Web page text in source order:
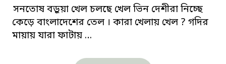
সনতোষ বড়ুয়া খেল চলছে খেল ভিন দেশীরা নিচ্ছে
কেড়ে বাংলাদেশের তেল । কারা খেলায় খেল ? গদির
মায়ায় যারা ফাটায় …